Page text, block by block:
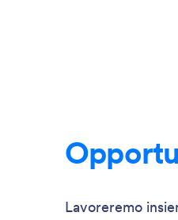
Lavoreremo